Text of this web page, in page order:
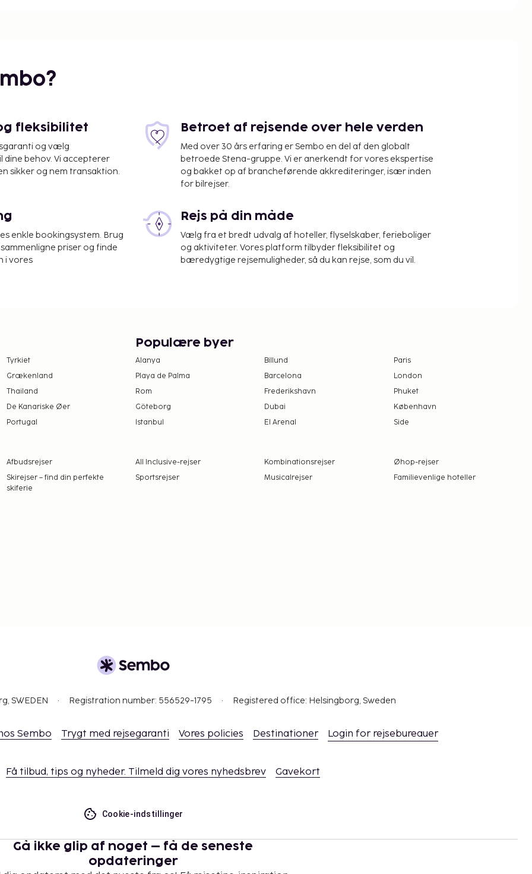
reception, en
Lufthavnstransport
og
på stedet. Tag en
en af 2 restauranter
i baren/loungen or
Gebyrer
bedes du kontakte
i
og depositummer
overføres mere end
fleksibilitet
og vælg
dine behov. Vi accepterer
sikker og nem transaktion.
Betroet af rejsende over hele verden
Med over 30 års erfaring er Sembo en del af den globalt
betroede Stena-gruppe. Vi er anerkendt for vores ekspertise
og bakket op af brancheførende akkrediteringer, især inden
for bilrejser.
enkle bookingsystem. Brug
priser og finde
i vores
Rejs på din måde
Vælg fra et bredt udvalg af hoteller, flyselskaber, ferieboliger
og aktiviteter. Vores platform tilbyder fleksibilitet og
bæredygtige rejsemuligheder, så du kan rejse, som du vil.
Tyrkiet
Grækenland
Thailand
De Kanariske Øer
Portugal
Populære byer
Alanya Billund
Paris
Playa de Palma
Barcelona
London
Rom
Frederikshavn
Phuket
Göteborg
Dubai
København
Istanbul
El Arenal Side
Afbudsrejser All Inclusive-rejser Kombinationsrejser
Øhop-rejser
Skirejser – find din perfekte
skiferie
Sportsrejser Musicalrejser Familievenlige hoteller
SWEDEN Registration number: 556529-1795 Registered office: Helsingborg, Sweden
Sembo Trygt med rejsegaranti Vores policies Destinationer Login for rejsebureauer
Få tilbud, tips og nyheder. Tilmeld dig vores nyhedsbrev Gavekort
Cookie-indstillinger
Gå ikke glip af noget – få de seneste
opdateringer